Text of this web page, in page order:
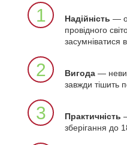
1 Надійність —
провідного
засумніватися
2 Вигода —
завжди тішить
3 Практичність
зберігання до